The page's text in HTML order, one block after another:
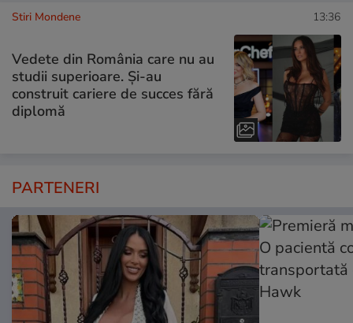
Stiri Mondene 13:36
Vedete din România care nu au
studii superioare. Și-au
construit cariere de succes fără
diplomă
PARTENERI